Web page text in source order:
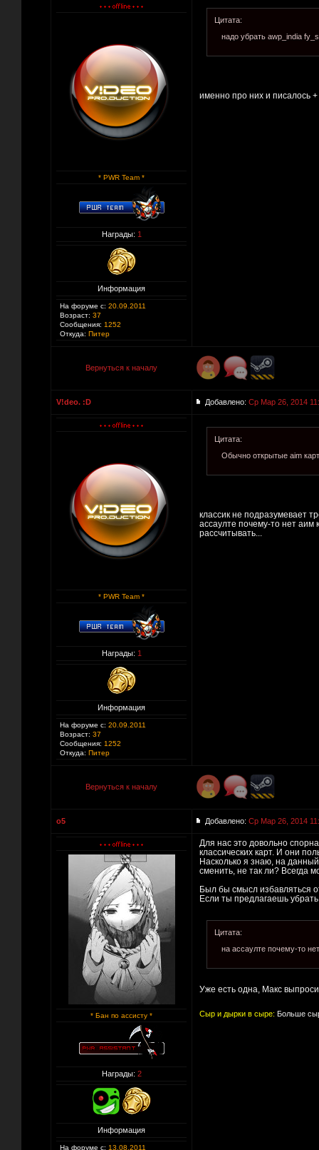
* PWR Team *
Награды: 1
Информация
На форуме с: 20.09.2011
Возраст: 37
Сообщения: 1252
Откуда: Питер
Цитата:
надо убрать awp_india
именно про них и писалось
Вернуться к началу
V!deo. :D Добавлено: Ср Мар 26, 2014
* PWR Team *
Награды: 1
Информация
На форуме с: 20.09.2011
Возраст: 37
Сообщения: 1252
Откуда: Питер
Цитата:
Обычно открытые aim
классик не
ассаулте почему-то нет аим
рассчитывать...
Вернуться к началу
o5 Добавлено: Ср Мар 26, 2014
* Бан по ассисту *
Награды: 2
Информация
На форуме с: 13.08.2011
Для нас это довольно
классических карт. И они
Насколько я знаю, на
сменить, не так ли? Всегда
Был бы смысл избавляться
Если ты предлагаешь
Цитата:
на ассаулте почему-то
Уже есть одна, Макс
Сыр и дырки в сыре: Больше